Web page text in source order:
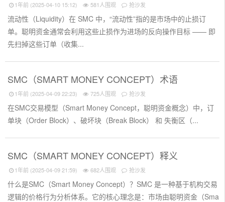
1年前 (2025-04-10 15:12) 581人围观 抢沙发
流动性（Liquidity）在 SMC 中，“流动性”指的是市场中的止损订
单。聪明资金通常会利用这些止损作为进场的反向操作目标 —— 即
先扫掉这些订单（收集...
SMC（SMART MONEY CONCEPT）术语
1年前 (2025-04-09 22:23) 725人围观 抢沙发
在SMC交易模型（Smart Money Concept，聪明资金概念）中，订
单块（Order Block）、破坏块（Break Block） 和 失衡区（...
SMC（SMART MONEY CONCEPT）释义
1年前 (2025-04-09 21:59) 682人围观 抢沙发
什么是SMC（Smart Money Concept）？SMC 是一种基于机构交易
逻辑的价格行为分析体系。它的核心理念是：市场由聪明资金（Sma